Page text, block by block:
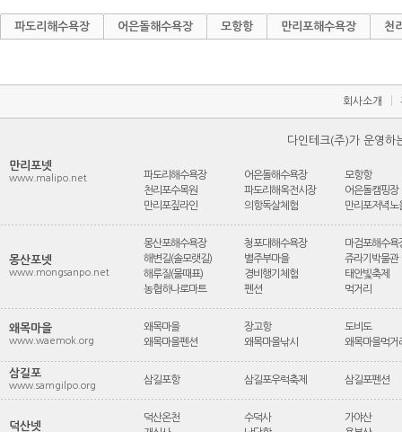
파도리해수욕장 어은돌해수욕장 모항항 만리포해수욕장 천
회사소개
다인테크(주)가 운영하
만리포넷
www.malipo.net 파도리해수욕장 어은돌해수욕장
모항항
천리포수목원
파도리해옥전시장
어은돌캠핑장
만리포짚라인
의항독살체험 만리포저녁노
몽산포넷
www.mongsanpo.net
몽산포해수욕장 청포대해수욕장
마검포해수욕
해변길(솔모랫길)
별주부마을
쥬라기박물관
해루질(물때표)
경비행기체험
태안빛축제
농협하나로마트
펜션 먹거리
왜목마을
www.waemok.org
왜목마을 장고항
도비도
왜목마을펜션
왜목마을낚시 왜목마을먹거
삼길포
www.samgilpo.org
삼길포항 삼길포우럭축제 삼길포펜션
덕산넷
덕산온천 수덕사
가야산